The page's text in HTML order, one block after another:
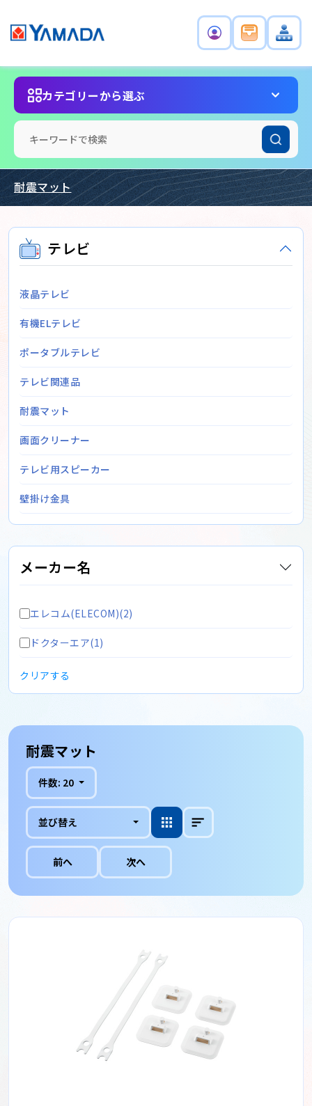
カテゴリーから選ぶ
耐震マット
テレビ
液晶テレビ
有機ELテレビ
ポータブルテレビ
テレビ関連品
耐震マット
画面クリーナー
テレビ用スピーカー
壁掛け金具
メーカー名
エレコム(ELECOM)(2)
ドクターエア(1)
クリアする
耐震マット
件数: 20
並び替え
前へ 次へ